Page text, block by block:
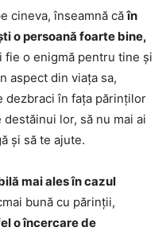
cineva, înseamnă căîn
o persoană foarte bine,
fie o enigmă pentru tine și
aspect din viața sa,
dezbraci în fața părinților
lor, să nu mai ai
și să te ajute.
mai ales în cazul
bună cu părinții,
o încercare de